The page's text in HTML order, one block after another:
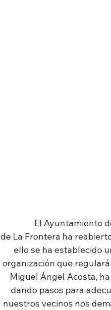
El Ayuntamiento
de La Frontera ha
ello se ha establecido
organización que
Miguel Ángel Acosta,
dando pasos para
nuestros vecinos nos